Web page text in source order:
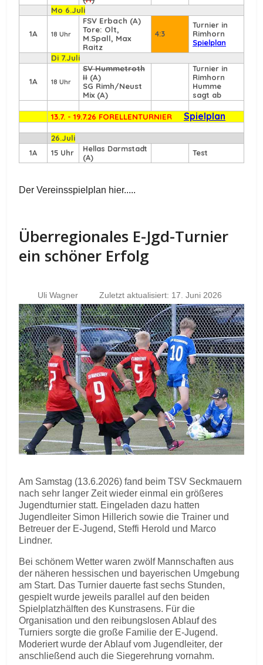
Mo 6.Juli
1A 18 Uhr
FSV Erbach (A)
Tore: Olt,
M.Spall, Max
Raitz
4:3
Turnier in
Rimhorn
Spielplan
Di 7.Juli
1A 18 Uhr
SV Hummetroth
II (A)
SG Rimh/Neust
Mix (A)
Turnier in
Rimhorn
Humme
sagt ab
13.7. - 19.7.26 FORELLENTURNIER Spielplan
26.Juli
1A
15 Uhr
Hellas Darmstadt
(A)
Test
Der Vereinsspielplan hier.....
Überregionales E-Jgd-Turnier
ein schöner Erfolg
Uli Wagner Zuletzt aktualisiert: 17. Juni 2026
Am Samstag (13.6.2026) fand beim TSV Seckmauern
nach sehr langer Zeit wieder einmal ein größeres
Jugendturnier statt. Eingeladen dazu hatten
Jugendleiter Simon Hillerich sowie die Trainer und
Betreuer der E-Jugend, Steffi Herold und Marco
Lindner.
Bei schönem Wetter waren zwölf Mannschaften aus
der näheren hessischen und bayerischen Umgebung
am Start. Das Turnier dauerte fast sechs Stunden,
gespielt wurde jeweils parallel auf den beiden
Spielplatzhälften des Kunstrasens. Für die
Organisation und den reibungslosen Ablauf des
Turniers sorgte die große Familie der E-Jugend.
Moderiert wurde der Ablauf vom Jugendleiter, der
anschließend auch die Siegerehrung vornahm.